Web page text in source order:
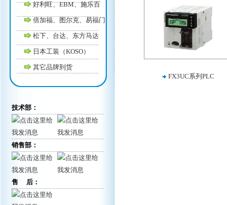
好利旺、EBM、施乐百
倍加福、图尔克、易福门
松下、台达、东方马达
日本工装（KOSO）
其它品牌到货
技术部：
销售部：
售 后：
FX3UC系列PLC